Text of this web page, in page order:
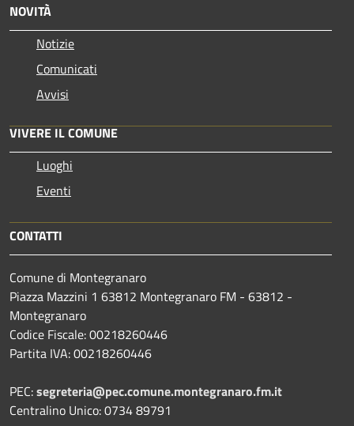
NOVITÀ
Notizie
Comunicati
Avvisi
VIVERE IL COMUNE
Luoghi
Eventi
CONTATTI
Comune di Montegranaro
Piazza Mazzini 1 63812 Montegranaro FM - 63812 -
Montegranaro
Codice Fiscale: 00218260446
Partita IVA: 00218260446
PEC:segreteria@pec.comune.montegranaro.fm.it
Centralino Unico: 0734 89791